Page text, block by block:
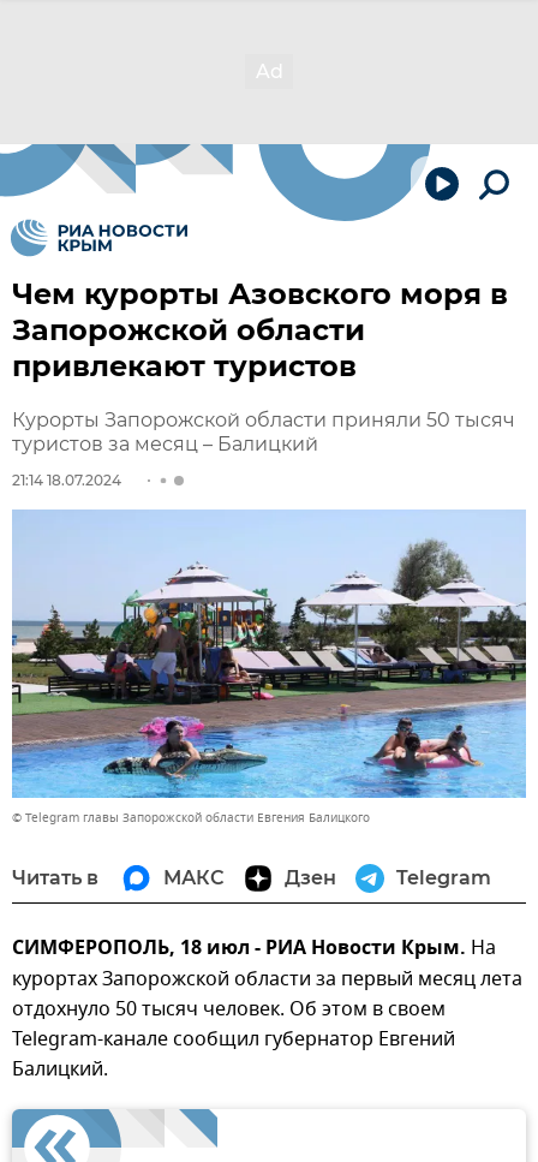
Чем курорты Азовского моря в
Запорожской области
привлекают туристов
Курорты Запорожской области приняли 50 тысяч
туристов за месяц – Балицкий
21:14 18.07.2024
© Telegram главы Запорожской области Евгения Балицкого
Читать в МАКС Дзен Telegram
СИМФЕРОПОЛЬ, 18 июл - РИА Новости Крым. На
курортах Запорожской области за первый месяц лета
отдохнуло 50 тысяч человек. Об этом в своем
Telegram-канале сообщил губернатор Евгений
Балицкий.